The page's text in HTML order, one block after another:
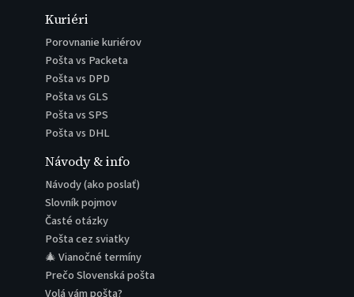
Kuriéri
Porovnanie kuriérov
Pošta vs Packeta
Pošta vs DPD
Pošta vs GLS
Pošta vs SPS
Pošta vs DHL
Návody & info
Návody (ako poslať)
Slovník pojmov
Časté otázky
Pošta cez sviatky
🎄 Vianočné termíny
Prečo Slovenská pošta
Volá vám pošta?